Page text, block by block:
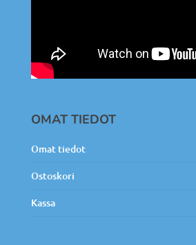
OMAT TIEDOT
Omat tiedot
Ostoskori
Kassa